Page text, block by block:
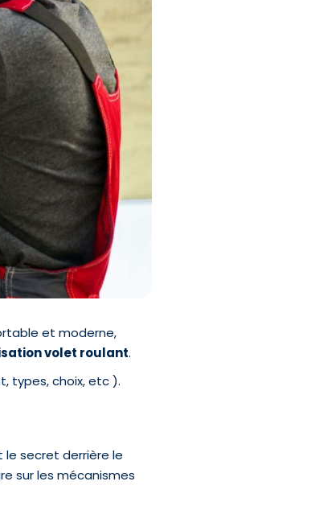
et moderne,
volet roulant.
types, choix, etc ).
secret derrière le
sur les mécanismes